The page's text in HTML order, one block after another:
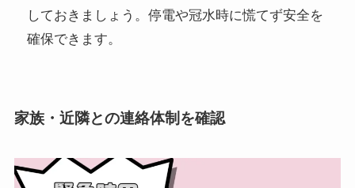
しておきましょう。停電や冠水時に慌てず安全を
確保できます。
家族・近隣との連絡体制を確認